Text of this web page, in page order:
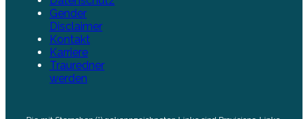
Gender
Disclaimer
Kontakt
Karriere
Trauredner
werden